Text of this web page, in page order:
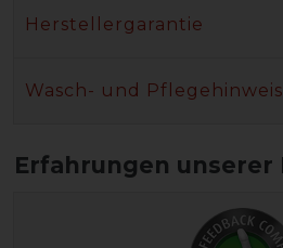
Herstellergarantie
Wasch- und Pflegehinweis